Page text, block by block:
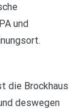
und
die Brockhaus
deswegen